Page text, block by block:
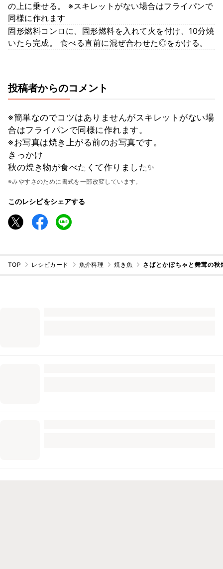
の上に乗せる。 ※スキレットがない場合はフライパンで
同様に作れます
固形燃料コンロに、固形燃料を入れて火を付け、10分焼
いたら完成。 食べる直前に混ぜ合わせた◎をかける。
投稿者からのコメント
※簡単なのでコツはありませんがスキレットがない場
合はフライパンで同様に作れます。
※お写真は焼き上がる前のお写真です。
きっかけ
秋の焼き物が食べたくて作りました✨
※みやすさのために書式を一部改変しています。
このレシピをシェアする
TOP レシピカード 魚介料理 焼き魚 さばとかぼちゃと舞茸の秋